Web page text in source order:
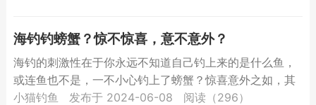
海钓钓螃蟹？惊不惊喜，意不意外？
海钓的刺激性在于你永远不知道自己钓上来的是什么鱼，
或连鱼也不是，一不小心钓上了螃蟹？惊喜意外之如，其
实螃蟹肉质鲜美，众人追捧，钓螃蟹也是一个新奇的想
小猫钓鱼 发布于 2024-06-08 阅读（296）